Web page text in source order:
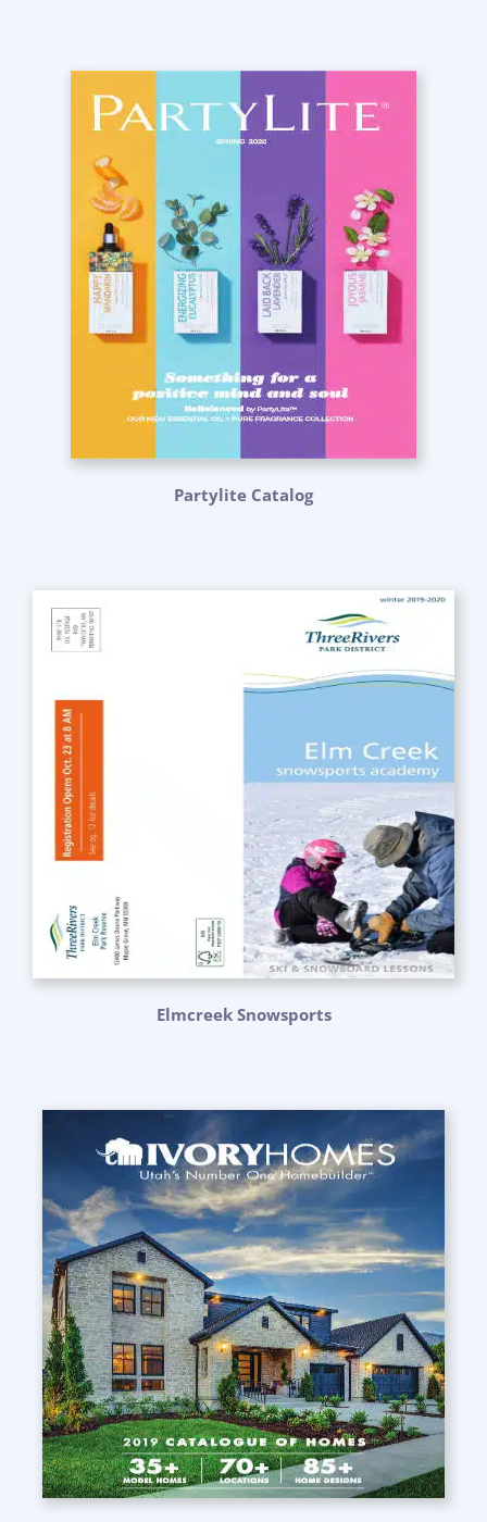
Partylite Catalog
Elmcreek Snowsports